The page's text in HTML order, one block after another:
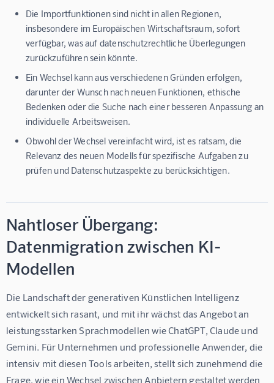
Die Importfunktionen sind nicht in allen Regionen,
insbesondere im Europäischen Wirtschaftsraum, sofort
verfügbar, was auf datenschutzrechtliche Überlegungen
zurückzuführen sein könnte.
Ein Wechsel kann aus verschiedenen Gründen erfolgen,
darunter der Wunsch nach neuen Funktionen, ethische
Bedenken oder die Suche nach einer besseren Anpassung an
individuelle Arbeitsweisen.
Obwohl der Wechsel vereinfacht wird, ist es ratsam, die
Relevanz des neuen Modells für spezifische Aufgaben zu
prüfen und Datenschutzaspekte zu berücksichtigen.
Nahtloser Übergang:
Datenmigration zwischen KI-
Modellen
Die Landschaft der generativen Künstlichen Intelligenz
entwickelt sich rasant, und mit ihr wächst das Angebot an
leistungsstarken Sprachmodellen wie ChatGPT, Claude und
Gemini. Für Unternehmen und professionelle Anwender, die
intensiv mit diesen Tools arbeiten, stellt sich zunehmend die
Frage, wie ein Wechsel zwischen Anbietern gestaltet werden